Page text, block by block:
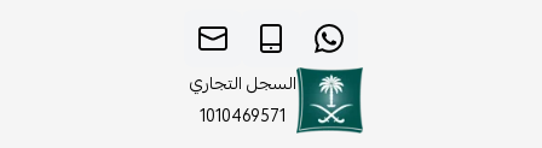
السجل التجاري
1010469571